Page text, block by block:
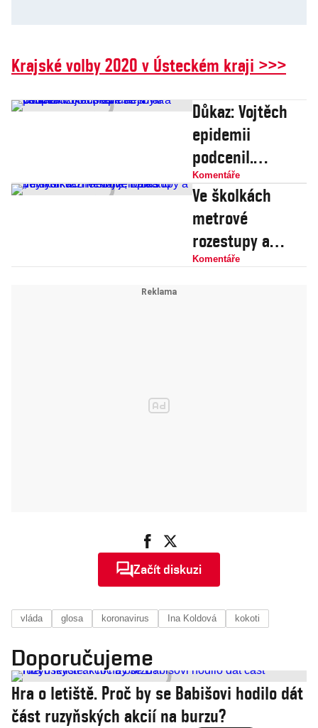
Krajské volby 2020 v Ústeckém kraji >>>
Důkaz: Vojtěch
epidemii
podcenil.
Rouškám se
smál a větší
hrozbou podle
něj byla chřipka
Komentáře
Ve školkách
metrové
rozestupy a
„mytí ruků“?
Komentáře
Začít diskuzi
vláda glosa koronavirus Ina Koldová kokoti
Doporučujeme
Hra o letiště. Proč by se Babišovi hodilo dát
část ruzyňských akcií na burzu?